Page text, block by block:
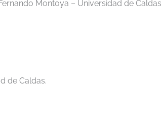
Montoya – Universidad de Caldas
de Caldas.